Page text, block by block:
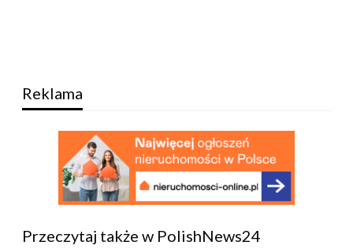
Reklama
Przeczytaj także w PolishNews24